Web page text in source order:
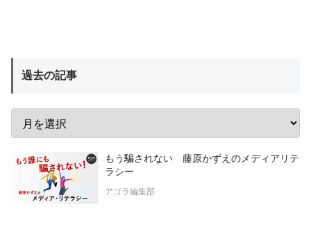
過去の記事
もう騙されない 藤原かずえのメディアリテ
ラシー
アゴラ編集部